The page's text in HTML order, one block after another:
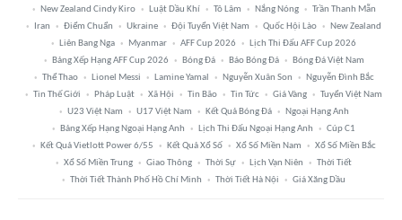
New Zealand Cindy Kiro
Luật Dầu Khí Tô Lâm Nắng Nóng
Trần Thanh Mẫn
Iran
Điểm Chuẩn Ukraine Đội Tuyển Việt Nam Quốc Hội Lào
New Zealand
Liên Bang Nga
Myanmar AFF Cup 2026
Lịch Thi Đấu AFF Cup 2026
Bảng Xếp Hạng AFF Cup 2026
Bóng Đá Báo Bóng Đá
Bóng Đá Việt Nam
Thể Thao
Lionel Messi Lamine Yamal Nguyễn Xuân Son
Nguyễn Đình Bắc
Tin Thế Giới
Pháp Luật Xã Hội Tin Bão Tin Tức Giá Vàng
Tuyển Việt Nam
U23 Việt Nam
U17 Việt Nam Kết Quả Bóng Đá
Ngoại Hạng Anh
Bảng Xếp Hạng Ngoại Hạng Anh
Lịch Thi Đấu Ngoại Hạng Anh
Cúp C1
Kết Quả Vietlott Power 6/55
Kết Quả Xổ Số Xổ Số Miền Nam
Xổ Số Miền Bắc
Xổ Số Miền Trung
Giao Thông Thời Sự Lịch Vạn Niên
Thời Tiết
Thời Tiết Thành Phố Hồ Chí Minh
Thời Tiết Hà Nội Giá Xăng Dầu